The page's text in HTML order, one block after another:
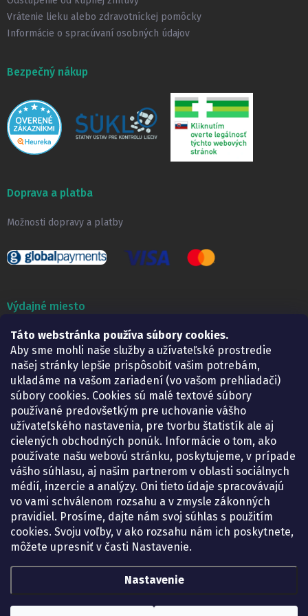
Táto webstránka používa súbory cookies.
Aby sme mohli naše služby a užívateľské prostredie
našej stránky lepšie prispôsobiť vašim potrebám,
ukladáme na vašom zariadení (vo vašom prehliadači)
súbory cookies. Cookies sú malé textové súbory
používané predovšetkým pre uchovanie vášho
užívateľského nastavenia, pre tvorbu štatistík ale aj
cielených obchodných ponúk. Informácie o tom, ako
používate našu webovú stránku, poskytujeme, v prípade
vášho súhlasu, aj našim partnerom v oblasti sociálnych
médií, inzercie a analýzy. Oni tieto údaje spracovávajú
vo vami schválenom rozsahu a v zmysle zákonných
pravidiel. Prosíme, dajte nám svoj súhlas s použitím
cookies. Svoju voľby, v ako rozsahu nám ich poskytnete,
môžete upresniť v časti Nastavenie.
Nastavenie
Vrátenie lieku alebo zdravotníckej pomôcky
Informácie o spracúvaní osobných údajov
Bezpečný nákup
Doprava a platba
Možnosti dopravy a platby
Výdajné miesto
Lekáreň ADONAI
Košice – Smetanova 2
Pondelok:
07.30 – 15.30 h.
Utorok:
07.30 – 16.00 h.
Streda:
07.30 – 16.00 h.
Štvrtok:
07.30 – 15.30 h.
Piatok:
07.30 – 15.30 h.
KONTAKT
eshop@lekarenadonai.sk
+421 948 203 203
Nájdete nás na Facebooku.
lekarenadonai/